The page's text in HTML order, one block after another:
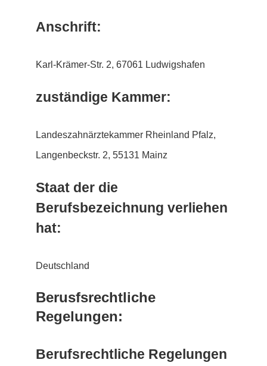
Anschrift:
Karl-Krämer-Str. 2, 67061 Ludwigshafen
zuständige Kammer:
Landeszahnärztekammer Rheinland Pfalz,
Langenbeckstr. 2, 55131 Mainz
Staat der die
Berufsbezeichnung verliehen
hat:
Deutschland
Berusfsrechtliche
Regelungen:
Berufsrechtliche Regelungen